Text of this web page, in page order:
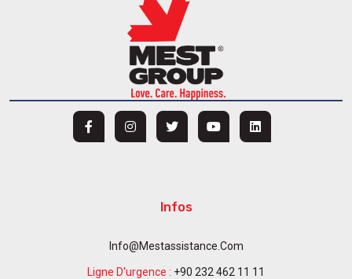
Infos
Info@mestassistance.com
Ligne D'urgence : +90 232 462 11 11